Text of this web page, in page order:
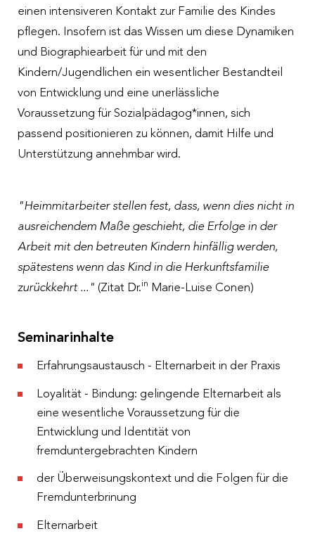
einen intensiveren Kontakt zur Familie des Kindes
pflegen. Insofern ist das Wissen um diese Dynamiken
und Biographiearbeit für und mit den
Kindern/Jugendlichen ein wesentlicher Bestandteil
von Entwicklung und eine unerlässliche
Voraussetzung für Sozialpädagog*innen, sich
passend positionieren zu können, damit Hilfe und
Unterstützung annehmbar wird.
"Heimmitarbeiter stellen fest, dass, wenn dies nicht in
ausreichendem Maße geschieht, die Erfolge in der
Arbeit mit den betreuten Kindern hinfällig werden,
spätestens wenn das Kind in die Herkunftsfamilie
zurückkehrt ..." (Zitat Dr.in Marie-Luise Conen)
Seminarinhalte
Erfahrungsaustausch - Elternarbeit in der Praxis
Loyalität - Bindung: gelingende Elternarbeit als
eine wesentliche Voraussetzung für die
Entwicklung und Identität von
fremduntergebrachten Kindern
der Überweisungskontext und die Folgen für die
Fremdunterbrinung
Elternarbeit